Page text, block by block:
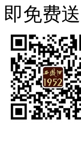
即免费送